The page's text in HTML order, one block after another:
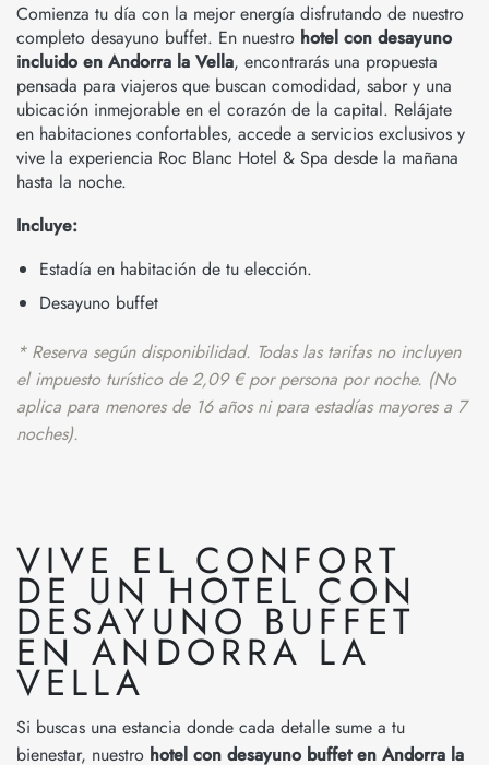
Comienza tu día con la mejor energía disfrutando de nuestro
completo desayuno buffet. En nuestro hotel con desayuno
incluido en Andorra la Vella, encontrarás una propuesta
pensada para viajeros que buscan comodidad, sabor y una
ubicación inmejorable en el corazón de la capital. Relájate
en habitaciones confortables, accede a servicios exclusivos y
vive la experiencia Roc Blanc Hotel & Spa desde la mañana
hasta la noche.
Incluye:
Estadía en habitación de tu elección.
Desayuno buffet
* Reserva según disponibilidad. Todas las tarifas no incluyen
el impuesto turístico de 2,09 € por persona por noche. (No
aplica para menores de 16 años ni para estadías mayores a 7
noches).
VIVE EL CONFORT
DE UN HOTEL CON
DESAYUNO BUFFET
EN ANDORRA LA
VELLA
Si buscas una estancia donde cada detalle sume a tu
bienestar, nuestro hotel con desayuno buffet en Andorra la